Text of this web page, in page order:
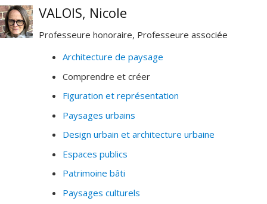
VALOIS, Nicole
Professeure honoraire, Professeure associée
Architecture de paysage
Comprendre et créer
Figuration et représentation
Paysages urbains
Design urbain et architecture urbaine
Espaces publics
Patrimoine bâti
Paysages culturels